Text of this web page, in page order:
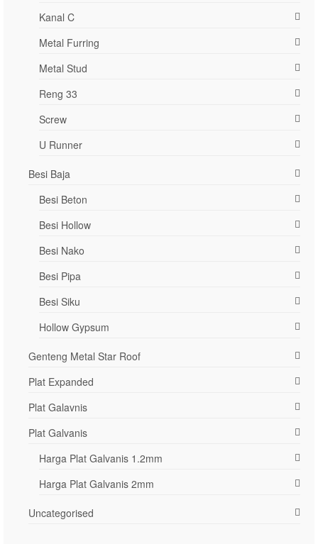
Kanal C
Metal Furring
Metal Stud
Reng 33
Screw
U Runner
Besi Baja
Besi Beton
Besi Hollow
Besi Nako
Besi Pipa
Besi Siku
Hollow Gypsum
Genteng Metal Star Roof
Plat Expanded
Plat Galavnis
Plat Galvanis
Harga Plat Galvanis 1.2mm
Harga Plat Galvanis 2mm
Uncategorised